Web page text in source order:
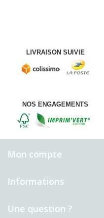
LIVRAISON SUIVIE
NOS ENGAGEMENTS
Mon compte
Informations
Une question ?